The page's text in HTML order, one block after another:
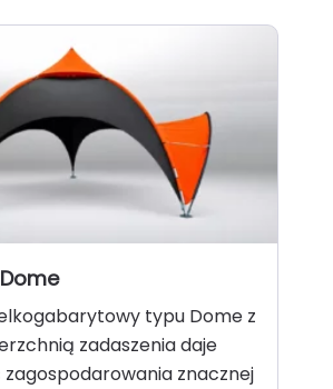
typu Dome z
zadaszenia daje
zagospodarowania znacznej